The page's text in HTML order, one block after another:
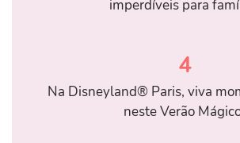
imperdíveis para
4
Na Disneyland® Paris, viva
neste Verão